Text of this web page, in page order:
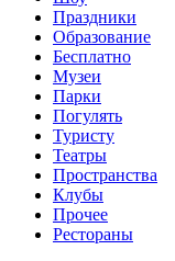
Праздники
Образование
Бесплатно
Музеи
Парки
Погулять
Туристу
Театры
Пространства
Клубы
Прочее
Рестораны